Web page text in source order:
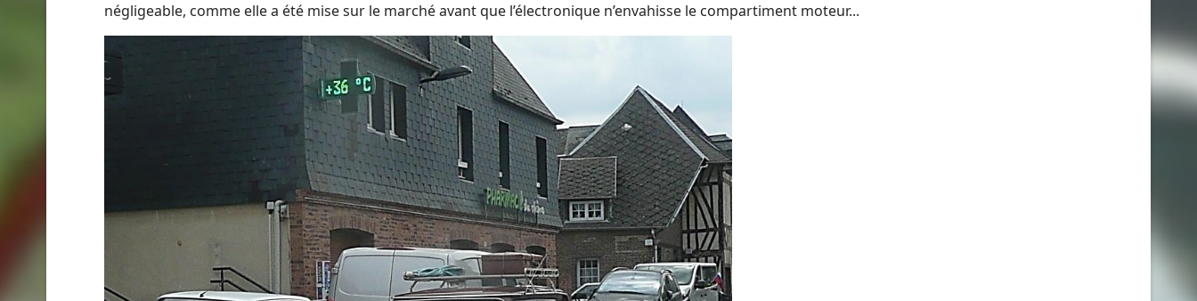
négligeable, comme elle a été mise sur le marché avant que l’électronique n’envahisse le compartiment moteur...